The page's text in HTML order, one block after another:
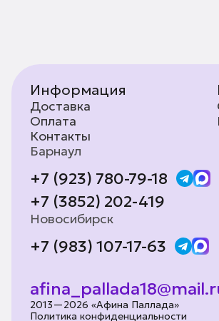
Информация
Доставка
Оплата
Контакты
Барнаул
+7 (923) 780-79-18
+7 (3852) 202-419
Новосибирск
+7 (983) 107-17-63
2013—2026 «Афина Паллада»
Политика конфиденциальности